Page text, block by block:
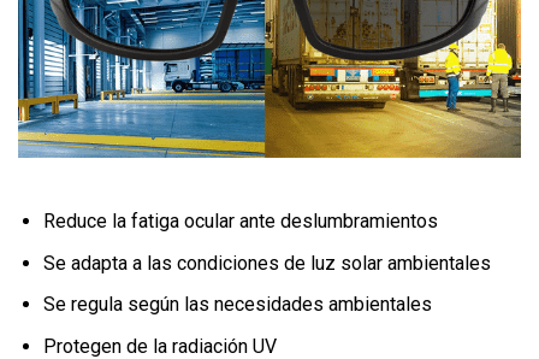
Reduce la fatiga ocular ante deslumbramientos
Se adapta a las condiciones de luz solar ambientales
Se regula según las necesidades ambientales
Protegen de la radiación UV